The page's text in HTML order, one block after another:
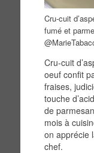
Cru-cuit
fumé et
Cru-cuit
oeuf confit
fraises,
touche
de
mois à
on apprécie
chef.